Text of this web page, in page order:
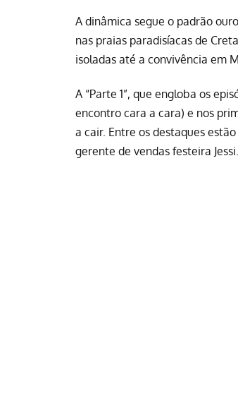
A dinâmica segue o padrão
nas praias paradisíacas de
isoladas até a convivência em
A “Parte 1”, que engloba os
encontro cara a cara) e nos
a cair. Entre os destaques
gerente de vendas festeira Jessi.